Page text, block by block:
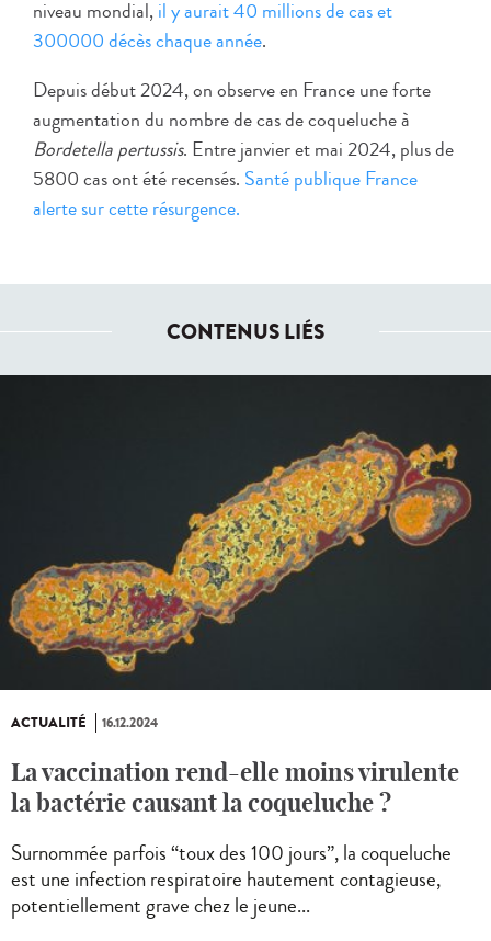
niveau mondial,il y aurait 40 millions de cas et
300000 décès chaque année.
Depuis début 2024, on observe en France une forte
augmentation du nombre de cas de coqueluche à
Bordetella pertussis. Entre janvier et mai 2024, plus de
5800 cas ont été recensés. Santé publique France
alerte sur cette résurgence.
CONTENUS LIÉS
ACTUALITÉ 16.12.2024
La vaccination rend-elle moins virulente
la bactérie causant la coqueluche ?
Surnommée parfois “toux des 100 jours”, la coqueluche
est une infection respiratoire hautement contagieuse,
potentiellement grave chez le jeune...